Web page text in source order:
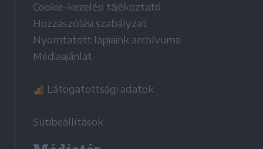
Cookie-kezelési tájékoztató
Hozzászólási szabályzat
Nyomtatott lapjaink archívuma
Médiaajánlat
Látogatottsági adatok
Sütibeállítások